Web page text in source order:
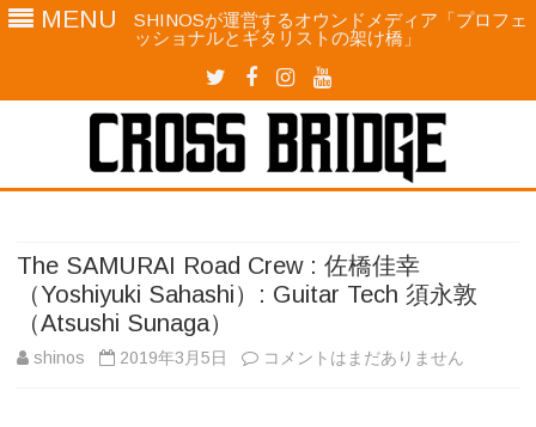
MENU
SHINOSが運営するオウンドメディア「プロフェ
ッショナルとギタリストの架け橋」
twitterfacebookinstagram
Skip
The SAMURAI Road Crew : 佐橋佳幸
（Yoshiyuki Sahashi）: Guitar Tech 須永敦
（Atsushi Sunaga）
shinos 2019年3月5日 The
コメントはまだありません